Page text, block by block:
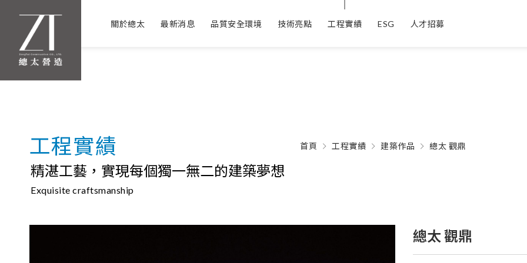
關於總太 最新消息 品質安全環境 技術亮點 工程實績 ESG 人才招募
工程實績
精湛工藝，實現每個獨一無二的建築夢想
Exquisite craftsmanship
首頁 工程實績 建築作品 總太 觀鼎
總太 觀鼎